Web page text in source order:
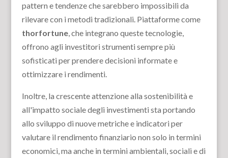
pattern e tendenze che sarebbero impossibili da
rilevare con i metodi tradizionali. Piattaforme come
thorfortune, che integrano queste tecnologie,
offrono agli investitori strumenti sempre più
sofisticati per prendere decisioni informate e
ottimizzare i rendimenti.
Inoltre, la crescente attenzione alla sostenibilità e
all'impatto sociale degli investimenti sta portando
allo sviluppo di nuove metriche e indicatori per
valutare il rendimento finanziario non solo in termini
economici, ma anche in termini ambientali, sociali e di